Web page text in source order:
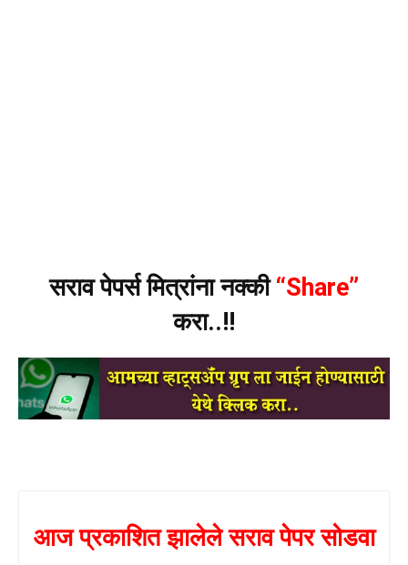
सराव पेपर्स मित्रांना नक्की“Share”
करा..!!
आज प्रकाशित झालेले सराव पेपर सोडवा